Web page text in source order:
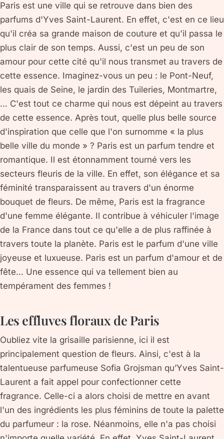
Paris est une ville qui se retrouve dans bien des
parfums d'Yves Saint-Laurent. En effet, c'est en ce lieu
qu'il créa sa grande maison de couture et qu'il passa le
plus clair de son temps. Aussi, c'est un peu de son
amour pour cette cité qu'il nous transmet au travers de
cette essence. Imaginez-vous un peu : le Pont-Neuf,
les quais de Seine, le jardin des Tuileries, Montmartre,
… C'est tout ce charme qui nous est dépeint au travers
de cette essence. Après tout, quelle plus belle source
d'inspiration que celle que l'on surnomme « la plus
belle ville du monde » ? Paris est un parfum tendre et
romantique. Il est étonnamment tourné vers les
secteurs fleuris de la ville. En effet, son élégance et sa
féminité transparaissent au travers d'un énorme
bouquet de fleurs. De même, Paris est la fragrance
d'une femme élégante. Il contribue à véhiculer l'image
de la France dans tout ce qu'elle a de plus raffinée à
travers toute la planète. Paris est le parfum d'une ville
joyeuse et luxueuse. Paris est un parfum d'amour et de
fête… Une essence qui va tellement bien au
tempérament des femmes !
Les effluves floraux de Paris
Oubliez vite la grisaille parisienne, ici il est
principalement question de fleurs. Ainsi, c'est à la
talentueuse parfumeuse Sofia Grojsman qu’Yves Saint-
Laurent a fait appel pour confectionner cette
fragrance. Celle-ci a alors choisi de mettre en avant
l'un des ingrédients les plus féminins de toute la palette
du parfumeur : la rose. Néanmoins, elle n'a pas choisi